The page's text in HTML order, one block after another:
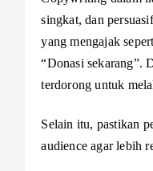
singkat, dan
yang mengajak
“Donasi sekarang”.
terdorong untuk
Selain itu, pastikan
audience agar lebih